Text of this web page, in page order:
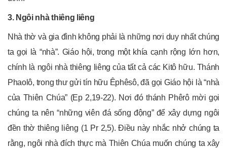
3. Ngôi nhà thiêng liêng
Nhà thờ và gia đình không phải là những nơi duy nhất chúng
ta gọi là “nhà”. Giáo hội, trong một khía cạnh rộng lớn hơn,
chính là ngôi nhà thiêng liêng của tất cả các Kitô hữu. Thánh
Phaolô, trong thư gửi tín hữu Êphêsô, đã gọi Giáo hội là “nhà
của Thiên Chúa” (Ep 2,19-22). Nơi đó thánh Phêrô mời gọi
chúng ta nên “những viên đá sống động” để xây dựng ngôi
đền thờ thiêng liêng (1 Pr 2,5). Điều này nhắc nhở chúng ta
rằng, ngôi nhà đích thực mà Thiên Chúa muốn chúng ta xây